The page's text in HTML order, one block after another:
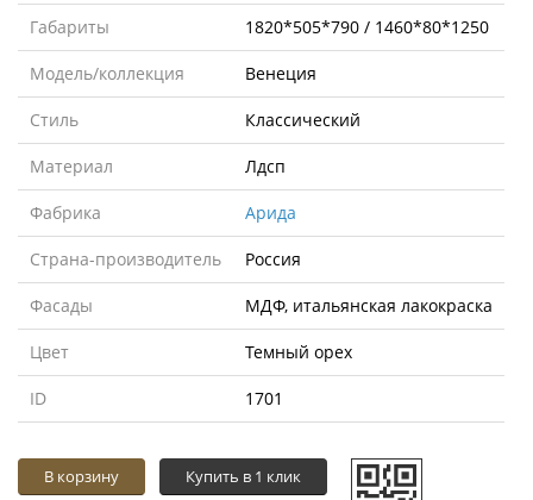
Габариты 1820*505*790 / 1460*80*1250
Модель/коллекция Венеция
Стиль Классический
Материал Лдсп
Фабрика Арида
Страна-производитель Россия
Фасады МДФ, итальянская лакокраска
Цвет Темный орех
ID 1701
В корзину Купить в 1 клик